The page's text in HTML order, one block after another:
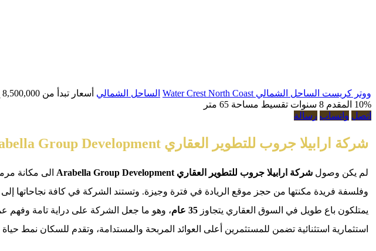
ووتر كريست الساحل الشمالي Water Crest North Coast الساحل الشمالي أسعار تبدأ من 8,500,000 ج.م
10% المقدم
8 سنوات تقسيط
مساحة 65 متر
اتصل واتساب رسالة
شركة ارابيلا جروب للتطوير العقاري Arabella Group Development
لم يكن وصول شركة ارابيلا جروب للتطوير العقاري Arabella Group Development
الى مكانة
وفلسفة فريدة مكنتها من حجز موقع الريادة في فترة وجيزة. وتستند الشركة في كافة نجاحاتها
يمتلكون باع طويل في السوق العقاري يتجاوز 35 عام
، وهو ما جعل الشركة على دراية تامة وفهم
استثمارية استثنائية تضمن للمستثمرين أعلى العوائد المربحة والمستدامة، وتقدم للسكان نمط